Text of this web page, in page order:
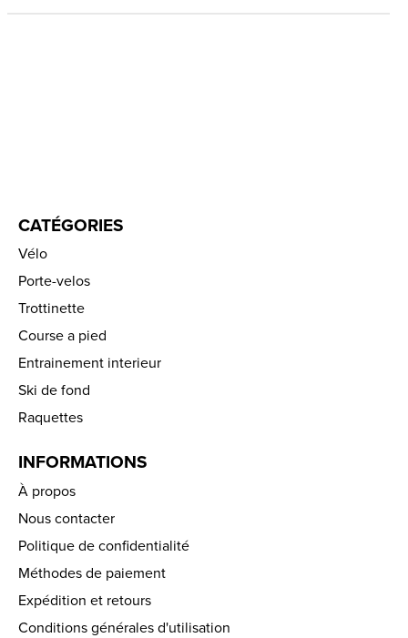
CATÉGORIES
Vélo
Porte-velos
Trottinette
Course a pied
Entrainement interieur
Ski de fond
Raquettes
INFORMATIONS
À propos
Nous contacter
Politique de confidentialité
Méthodes de paiement
Expédition et retours
Conditions générales d'utilisation